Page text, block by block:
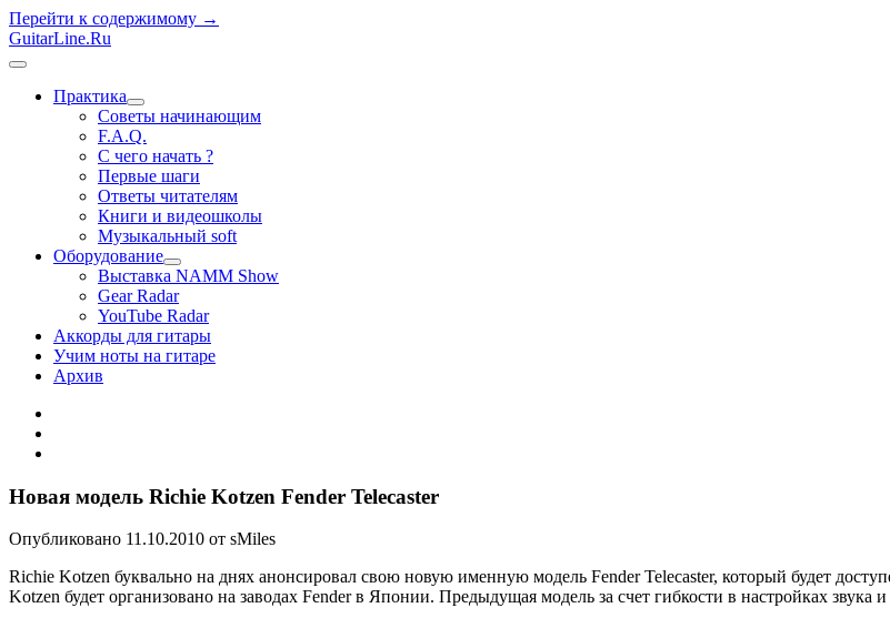
Перейти к содержимому →
GuitarLine.Ru
открыть
Практика
открыть
меню
Советы начинающим
F.A.Q.
С чего начать ?
Первые шаги
Ответы читателям
Книги и видеошколы
Музыкальный soft
Оборудование
открыть
меню
Выставка NAMM Show
Gear Radar
YouTube Radar
Аккорды для гитары
Учим ноты на гитаре
Архив
Новая модель Richie Kotzen Fender Telecaster
Опубликовано 11.10.2010 от sMiles
Richie Kotzen буквально на днях анонсировал свою новую именную модель Fender Telecaster, который будет
Kotzen будет организовано на заводах Fender в Японии. Предыдущая модель за счет гибкости в настройках звука